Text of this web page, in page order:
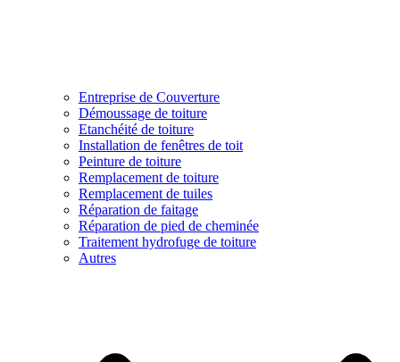
Entreprise de Couverture
Démoussage de toiture
Etanchéité de toiture
Installation de fenêtres de toit
Peinture de toiture
Remplacement de toiture
Remplacement de tuiles
Réparation de faitage
Réparation de pied de cheminée
Traitement hydrofuge de toiture
Autres